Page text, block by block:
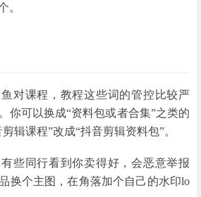
。
对课程，教程这些词的管控比较严
你可以换成“资料包或者合集”之类的
辑课程”改成“抖音剪辑资料包”。
些同行看到你卖得好，会恶意举报
换个主图，在角落加个自己的水印lo